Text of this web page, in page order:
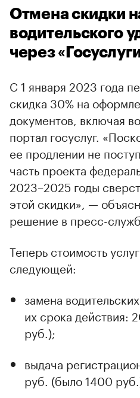
Отмена скидки
водительского
через
00:00 00:00
С 1 января 2023 года
скидка 30% на
документов, включая
портал госуслуг.
ее продлении не
часть проекта
2023–2025 годы
этой скидки», —
решение в пресс-
Теперь стоимость
следующей:
замена
их срока действия:
руб.);
выдача
руб. (было 1400